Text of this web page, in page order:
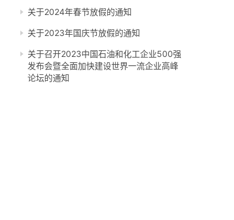
关于2024年春节放假的通知
关于2023年国庆节放假的通知
关于召开2023中国石油和化工企业500强
发布会暨全面加快建设世界一流企业高峰
论坛的通知